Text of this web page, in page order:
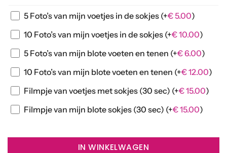
5 Foto’s van mijn voetjes in de sokjes (+€5.00)
10 Foto’s van mijn voetjes in de sokjes (+€10.00)
5 Foto’s van mijn blote voeten en tenen (+€6.00)
10 Foto’s van mijn blote voeten en tenen (+€12.00)
Filmpje van voetjes met sokjes (30 sec) (+€15.00)
Filmpje van mijn blote sokjes (30 sec) (+€15.00)
IN WINKELWAGEN